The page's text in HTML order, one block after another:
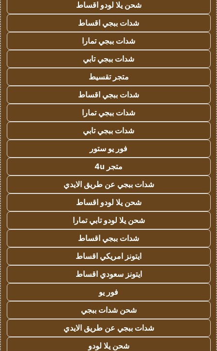
شحن يلا لودو اقساط
شدات ببجي اقساط
شدات ببجي تمارا
شدات ببجي تابي
متجر تقسيط
شدات ببجي اقساط
شدات ببجي تمارا
شدات ببجي تابي
فور يو ستور
متجر 4u
شدات ببجي عن طريق الايدي
شحن يلا لودو اقساط
شحن يلا لودو تابي تمارا
شدات ببجي اقساط
ايتونز امريكي اقساط
ايتونز سعودي اقساط
فور يو
شحن شدات ببجي
شدات ببجي عن طريق الايدي
شحن يلا لودو